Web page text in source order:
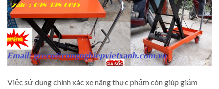
Việc sử dụng chính xác xe nâng thực phẩm còn giúp giảm